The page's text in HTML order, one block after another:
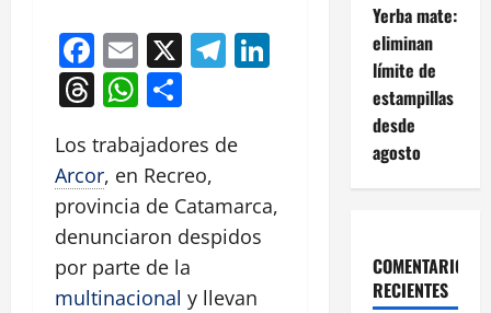
Facebook
Email
X Telegram
LinkedIn
Threads
WhatsApp
Los trabajadores de
Arcor, en Recreo,
provincia de Catamarca,
denunciaron despidos
por parte de la
multinacional y llevan
Yerba mate:
eliminan
límite de
estampillas
desde
agosto
COMENTARIOS
RECIENTES